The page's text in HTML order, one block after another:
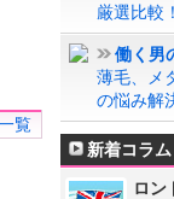
覧
厳選比較
働く男
薄毛、メ
の悩み解
新着コラム
ロン